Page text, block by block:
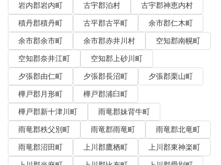
岩内郡岩内町
古宇郡泊村
古宇郡神恵内村
積丹郡積丹町
古平郡古平町
余市郡仁木町
余市郡余市町
余市郡赤井川村
空知郡南幌町
空知郡奈井江町
空知郡上砂川町
夕張郡由仁町
夕張郡長沼町
夕張郡栗山町
樺戸郡月形町
樺戸郡浦臼町
樺戸郡新十津川町
雨竜郡妹背牛町
雨竜郡秩父別町
雨竜郡雨竜町
雨竜郡北竜町
雨竜郡沼田町
上川郡鷹栖町
上川郡東神楽町